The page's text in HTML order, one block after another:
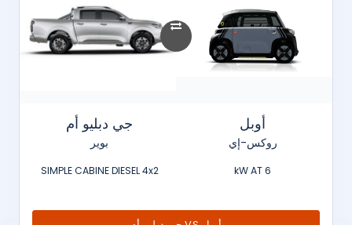
أوبل
روكس-إي
6 kW AT
جي دبليو أم
بوير
SIMPLE CABINE DIESEL 4x2